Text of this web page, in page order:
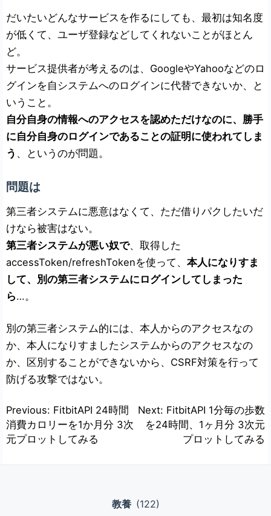
だいたいどんなサービスを作るにしても、最初は知名度
が低くて、ユーザ登録などしてくれないことがほとん
ど。
サービス提供者が考えるのは、GoogleやYahooなどのロ
グインを自システムへのログインに代替できないか、と
いうこと。
自分自身の情報へのアクセスを認めただけなのに、勝手
に自分自身のログインであることの証明に使われてしま
う 、というのが問題。
問題は
第三者システムに悪意はなくて、ただ借りパクしたいだ
けなら被害はない。
第三者システムが悪い奴で、取得した
accessToken/refreshTokenを使って、 本人になりすま
して、別の第三者システムにログインしてしまった
ら…。
別の第三者システム的には、本人からのアクセスなの
か、本人になりすましたシステムからのアクセスなの
か、区別することができないから、CSRF対策を行って
防げる攻撃ではない。
投
稿
Previous: FitbitAPI 24時間
消費カロリーを1か月分 3次
元プロットしてみる
Next: FitbitAPI 1分毎の歩数
を24時間、1ヶ月分 3次元
プロットしてみる
教養 (122)